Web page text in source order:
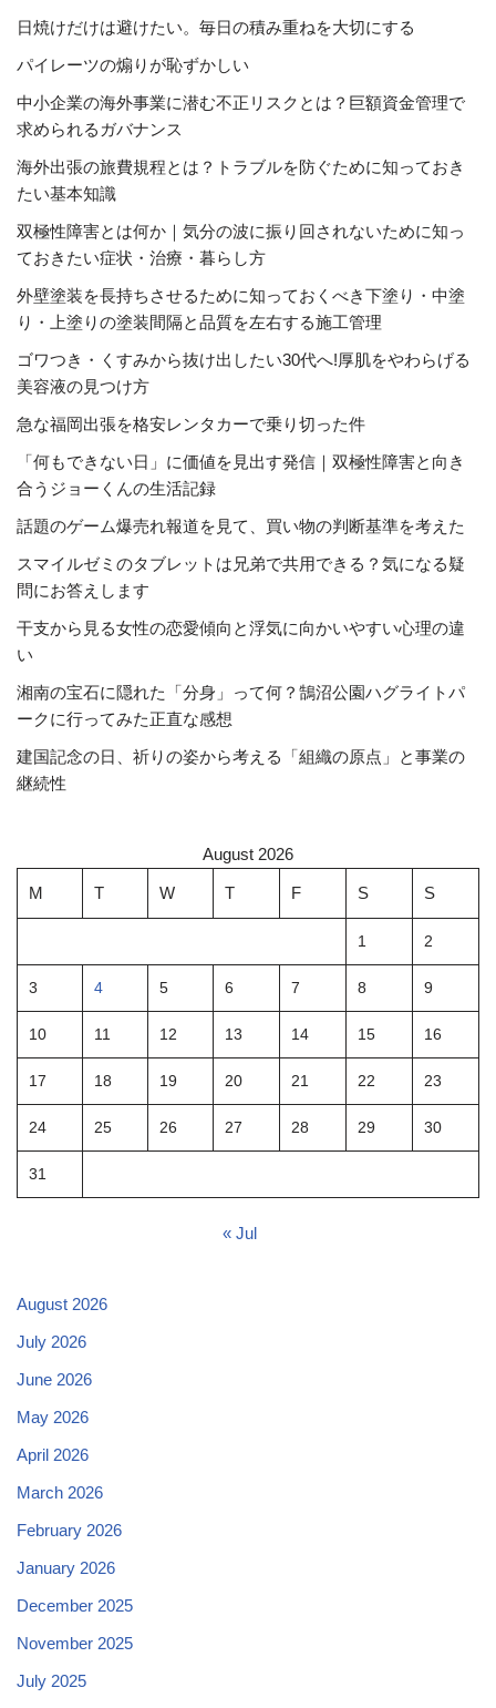
日焼けだけは避けたい。毎日の積み重ねを大切にする
パイレーツの煽りが恥ずかしい
中小企業の海外事業に潜む不正リスクとは？巨額資金管理で
求められるガバナンス
海外出張の旅費規程とは？トラブルを防ぐために知っておき
たい基本知識
双極性障害とは何か｜気分の波に振り回されないために知っ
ておきたい症状・治療・暮らし方
外壁塗装を長持ちさせるために知っておくべき下塗り・中塗
り・上塗りの塗装間隔と品質を左右する施工管理
ゴワつき・くすみから抜け出したい30代へ!厚肌をやわらげる
美容液の見つけ方
急な福岡出張を格安レンタカーで乗り切った件
「何もできない日」に価値を見出す発信｜双極性障害と向き
合うジョーくんの生活記録
話題のゲーム爆売れ報道を見て、買い物の判断基準を考えた
スマイルゼミのタブレットは兄弟で共用できる？気になる疑
問にお答えします
干支から見る女性の恋愛傾向と浮気に向かいやすい心理の違
い
湘南の宝石に隠れた「分身」って何？鵠沼公園ハグライトパ
ークに行ってみた正直な感想
建国記念の日、祈りの姿から考える「組織の原点」と事業の
継続性
August 2026
M T W T F S S
1 2
3 4 5 6 7 8 9
10 11 12 13 14 15 16
17 18 19 20 21 22 23
24 25 26 27 28 29 30
31
« Jul
August 2026
July 2026
June 2026
May 2026
April 2026
March 2026
February 2026
January 2026
December 2025
November 2025
July 2025